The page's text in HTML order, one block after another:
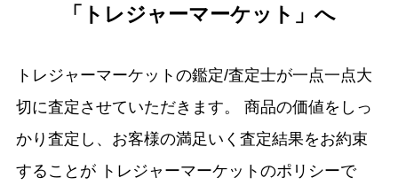
「トレジャーマーケット」へ
トレジャーマーケットの鑑定/査定士が一点一点大
切に査定させていただきます。
商品の価値をしっ
かり査定し、お客様の満足いく査定結果をお約束
することが トレジャーマーケットのポリシーで